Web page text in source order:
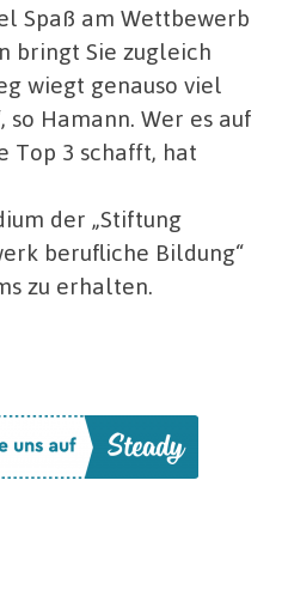
Spaß am Wettbewerb
bringt Sie zugleich
wiegt genauso viel
so Hamann. Wer es auf
Top 3 schafft, hat
der „Stiftung
berufliche Bildung“
zu erhalten.